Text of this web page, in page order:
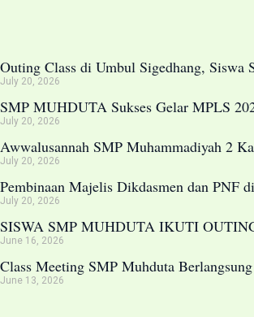
Outing Class di Umbul Sigedhang, Siswa
July 20, 2026
SMP MUHDUTA Sukses Gelar MPLS
July 20, 2026
Awwalusannah SMP Muhammadiyah 2
July 20, 2026
Pembinaan Majelis Dikdasmen dan PNF
July 20, 2026
SISWA SMP MUHDUTA IKUTI
June 16, 2026
Class Meeting SMP Muhduta
June 13, 2026